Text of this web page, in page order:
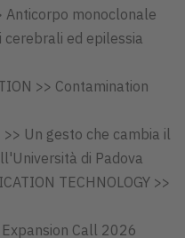
Anticorpo monoclonale
ed epilessia
>> Contamination
>> Un gesto che cambia il
di Padova
TECHNOLOGY >>
Expansion Call 2026